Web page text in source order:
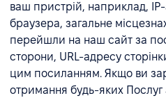
ваш пристрій, наприклад,
браузера, загальне
перейшли на наш сайт за
сторони, URL-адресу
цим посиланням. Якщо ви
отримання будь-яких